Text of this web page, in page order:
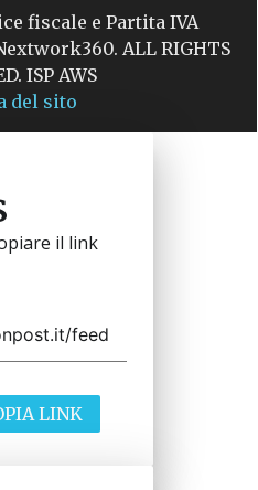
fiscale e Partita IVA
ALL RIGHTS
ISP AWS
del sito
il link
LINK